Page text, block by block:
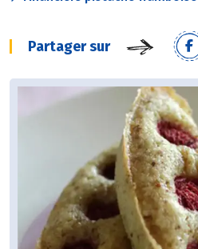
Partager sur